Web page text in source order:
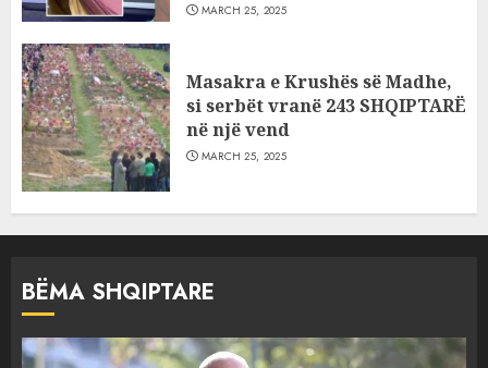
MARCH 25, 2025
Masakra e Krushës së Madhe,
si serbët vranë 243 SHQIPTARË
në një vend
MARCH 25, 2025
BËMA SHQIPTARE